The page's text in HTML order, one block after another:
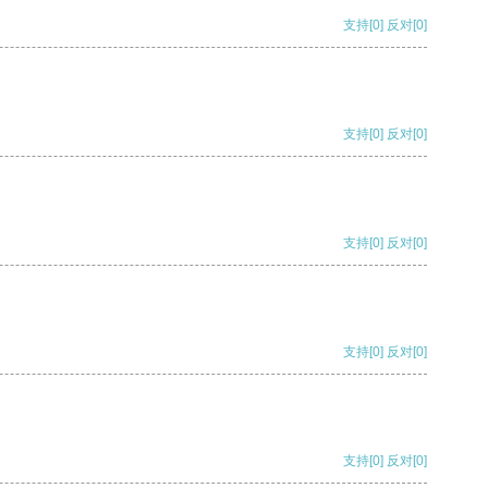
支持[0] 反对[0]
支持[0] 反对[0]
支持[0] 反对[0]
支持[0] 反对[0]
支持[0] 反对[0]